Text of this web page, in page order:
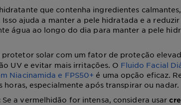
que contenha ingredientes
ajuda a manter a pele hidratada e a reduzir
água ao longo do dia para manter a pele
protetor solar com um fator de proteção
UV e evitar mais irritações. O Fluido Facial
Niacinamida e FPS50+ é uma opção eficaz.
horas, especialmente após transpirar ou nadar.
Se a vermelhidão for intensa, considera usar